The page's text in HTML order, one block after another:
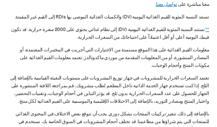
معنا مباشرة علىتواصل معنا.
تستند النسبة المئوية للقيم الغذائية اليومية (DV) والكميات الغذائية الموصى بها RDIs إلى القيم غير المقيدة.
**
تستند النسبة المئوية للقيم الغذائية اليومية (DV) إلى نظام غذائي يحتوي على 2000 سعرة حرارية. قد تكون
قيمك اليومية أعلى أو أقل اعتماداً على احتياجاتك من السعرات الحرارية.
معلومات القيم الغذائية على هذا الموقع مستمدة من الاختبارات التي أجريت في المختبرات المعتمدة، أو
المصادر المنشورة، أو من المعلومات المقدمة من موردي ماكدونالدز. تعتمد معلومات القيم الغذائية على
مكونات المنتج وأحجام الوجبات.
تعتمد السعرات الحرارية للمشروبات في جهاز توزيع المشروبات على مستويات التعبئة القياسية بالإضافة إلى
الثلج. إذا كنت تستخدم جهاز الخدمة الذاتية داخل المطعم لطلب مشروبك، قم بمراجعة اللافتة المنشورة على
الجهاز للحصول على عدد السعرات الحرارية بدون ثلج. قد يؤثر التباين في أحجام الوجبات، وتقنيات التحضير،
واختبار المنتج ومصادر التوريد، بالإضافة إلى الاختلافات الإقليمية والموسمية على القيم الغذائية لكل منتج.
بالإضافة إلى ذلك، تتغير تركيبات المنتجات بشكل دوري. يجب أن تتوقع بعض الاختلاف في المحتوى الغذائي
للمنتجات التي يتم شراؤها من مطاعمنا. قد تختلف أحجام المشروبات في السوق الخاصة بك. نستخدم في